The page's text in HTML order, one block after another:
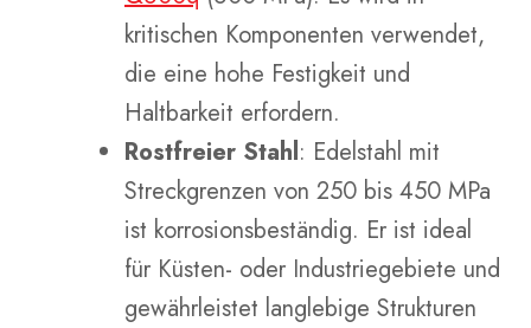
kritischen Komponenten verwendet,
die eine hohe Festigkeit und
Haltbarkeit erfordern.
Rostfreier Stahl: Edelstahl mit
Streckgrenzen von 250 bis 450 MPa
ist korrosionsbeständig. Er ist ideal
für Küsten- oder Industriegebiete und
gewährleistet langlebige Strukturen